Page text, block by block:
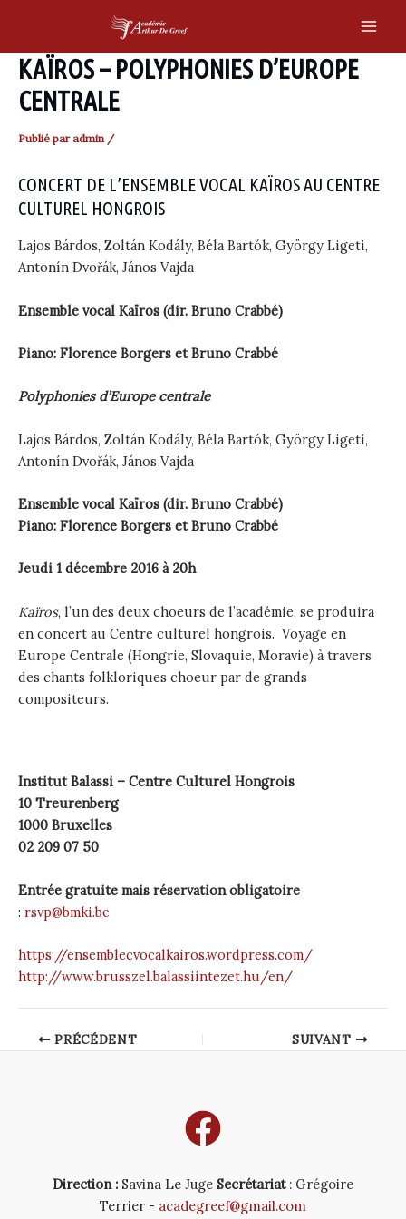
content
KAÏROS – POLYPHONIES D’EUROPE
CENTRALE
Publié par admin /
CONCERT DE L’ENSEMBLE VOCAL KAÏROS AU CENTRE
CULTUREL HONGROIS
Lajos Bárdos, Zoltán Kodály, Béla Bartók, György Ligeti,
Antonín Dvořák, János Vajda
Ensemble vocal Kaïros (dir. Bruno Crabbé)
Piano: Florence Borgers et Bruno Crabbé
Polyphonies d’Europe centrale
Lajos Bárdos, Zoltán Kodály, Béla Bartók, György Ligeti,
Antonín Dvořák, János Vajda
Ensemble vocal Kaïros (dir. Bruno Crabbé)
Piano: Florence Borgers et Bruno Crabbé
Jeudi 1 décembre 2016 à 20h
Kaïros, l’un des deux choeurs de l’académie, se produira
en concert au Centre culturel hongrois. Voyage en
Europe Centrale (Hongrie, Slovaquie, Moravie) à travers
des chants folkloriques choeur par de grands
compositeurs.
Institut Balassi – Centre Culturel Hongrois
10 Treurenberg
1000 Bruxelles
02 209 07 50
Entrée gratuite mais réservation obligatoire
: rsvp@bmki.be
https://ensemblecvocalkairos.wordpress.com/
http://www.brusszel.balassiintezet.hu/en/
Post PRÉCÉDENT SUIVANT
Direction : Savina Le Juge Secrétariat: Grégoire
Terrier - acadegreef@gmail.com